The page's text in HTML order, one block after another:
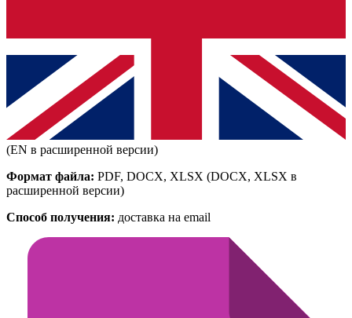
(EN в расширенной версии)
Формат файла: PDF, DOCX, XLSX (DOCX, XLSX в
расширенной версии)
Способ получения: доставка на email